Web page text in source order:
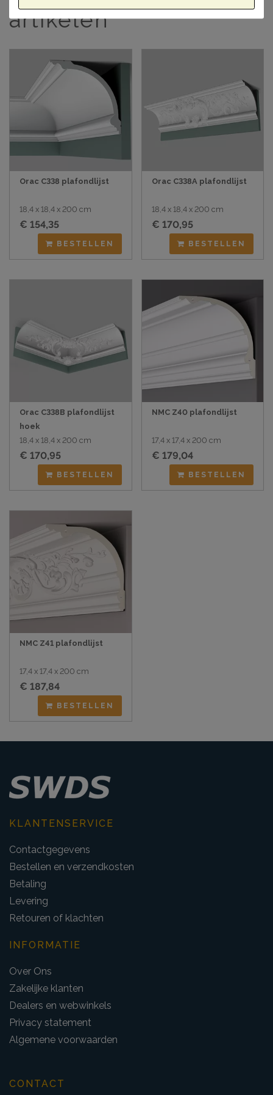
artikelen
Orac C338 plafondlijst
18,4 x 18,4 x 200 cm
€ 154,35
BESTELLEN
Orac C338A plafondlijst
18,4 x 18,4 x 200 cm
€ 170,95
BESTELLEN
Orac C338B plafondlijst
hoek
18,4 x 18,4 x 200 cm
€ 170,95
BESTELLEN
NMC Z40 plafondlijst
17,4 x 17,4 x 200 cm
€ 179,04
BESTELLEN
NMC Z41 plafondlijst
17,4 x 17,4 x 200 cm
€ 187,84
BESTELLEN
KLANTENSERVICE
Contactgegevens
Bestellen en verzendkosten
Betaling
Levering
Retouren of klachten
INFORMATIE
Over Ons
Zakelijke klanten
Dealers en webwinkels
Privacy statement
Algemene voorwaarden
CONTACT